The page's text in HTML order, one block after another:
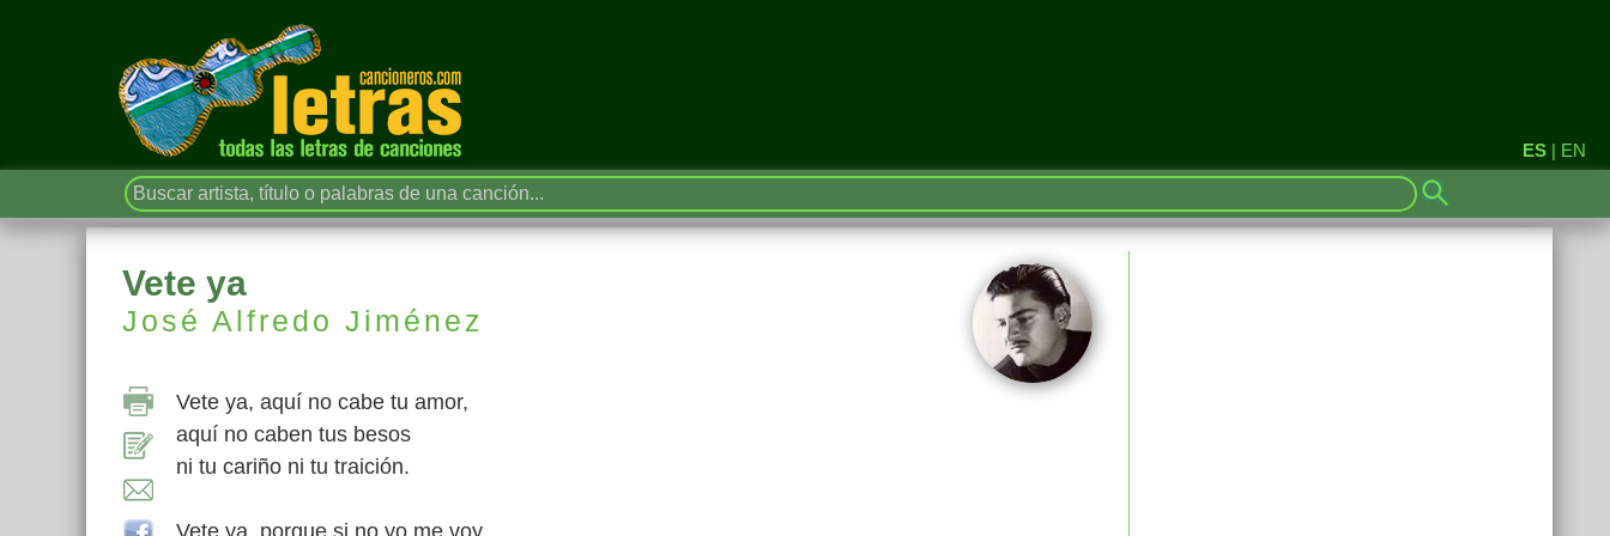
ES | EN
Vete ya
José Alfredo Jiménez
Vete ya, aquí no cabe tu amor,
aquí no caben tus besos
ni tu cariño ni tu traición.
Vete ya, porque si no yo me voy,